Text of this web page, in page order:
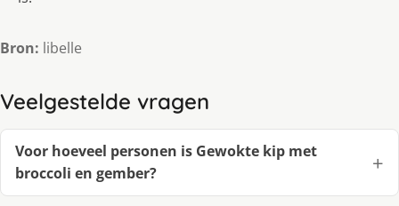
Bron: libelle
Veelgestelde vragen
Voor hoeveel personen is Gewokte kip met
broccoli en gember?